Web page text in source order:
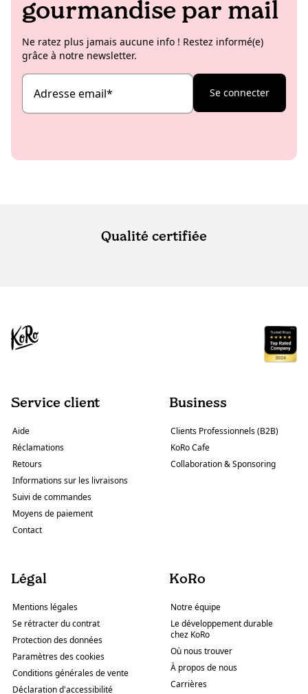
gourmandise par mail
Ne ratez plus jamais aucune info ! Restez informé(e)
grâce à notre newsletter.
Adresse email* Se connecter
Qualité certifiée
Service client
Aide
Réclamations
Retours
Informations sur les livraisons
Suivi de commandes
Moyens de paiement
Contact
Business
Clients Professionnels (B2B)
KoRo Cafe
Collaboration & Sponsoring
Légal
Mentions légales
Se rétracter du contrat
Protection des données
Paramètres des cookies
Conditions générales de vente
Déclaration d'accessibilité
KoRo
Notre équipe
Le développement durable
chez KoRo
Où nous trouver
À propos de nous
Carrières